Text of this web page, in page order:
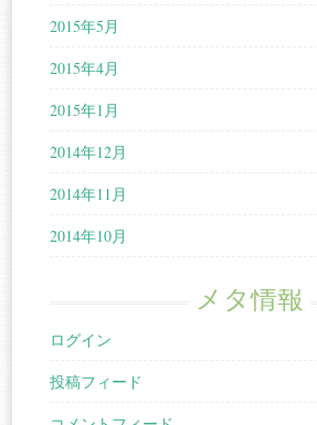
2015年5月
2015年4月
2015年1月
2014年12月
2014年11月
2014年10月
メタ情報
ログイン
投稿フィード